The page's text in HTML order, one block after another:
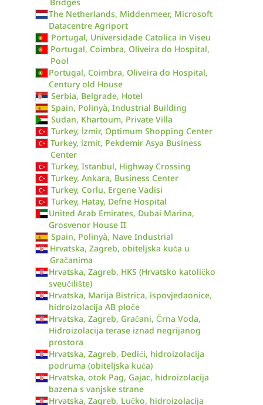
The Netherlands, Middenmeer, Microsoft
Datacentre Agriport
Portugal, Universidade Catolica in Viseu
Portugal, Coimbra, Oliveira do Hospital,
Pool
Portugal, Coimbra, Oliveira do Hospital,
Century old House
Serbia, Belgrade, Hotel
Spain, Polinyà, Industrial Building
Sudan, Khartoum, Private Villa
Turkey, İzmir, Optimum Shopping Center
Turkey, İzmit, Pekdemir Asya Business
Center
Turkey, Istanbul, Highway Crossing
Turkey, Ankara, Business Center
Turkey, Corlu, Ergene Vadisi
Turkey, Hatay, Defne Hospital
United Arab Emirates, Dubai Marina,
Grosvenor House II
Spain, Polinyà, Nave Industrial
Hrvatska, Zagreb, obiteljska kuća u
Gračanima
Hrvatska, Zagreb, HKS (Hrvatsko katoličko
sveučilište)
Hrvatska, Marija Bistrica, ispovjedaonice,
hidroizolacija AB ploče
Hrvatska, Zagreb, Gračani, Črna Voda,
Hidroizolacija terase iznad negrijanog
prostora
Hrvatska, Zagreb, Dedići, hidroizolacija
podruma (obiteljska kuća)
Hrvatska, otok Pag, Gajac, hidroizolacija
bazena s vanjske strane
Hrvatska, Zagreb, Lučko, hidroizolacija